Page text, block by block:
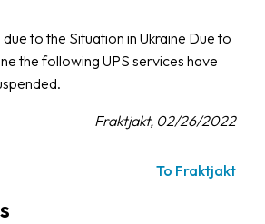
to the Situation in Ukraine Due to
the following UPS services have
Fraktjakt, 02/26/2022
To Fraktjakt